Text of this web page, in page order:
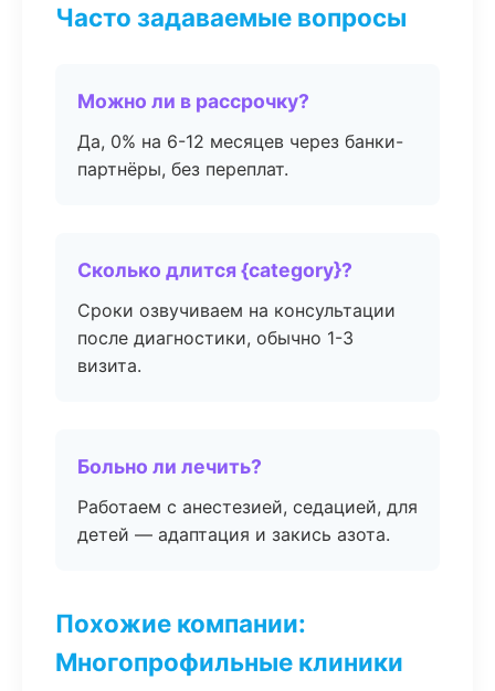
Часто задаваемые вопросы
Можно ли в рассрочку?
Да, 0% на 6-12 месяцев через банки-
партнёры, без переплат.
Сколько длится {category}?
Сроки озвучиваем на консультации
после диагностики, обычно 1-3
визита.
Больно ли лечить?
Работаем с анестезией, седацией, для
детей — адаптация и закись азота.
Похожие компании:
Многопрофильные клиники